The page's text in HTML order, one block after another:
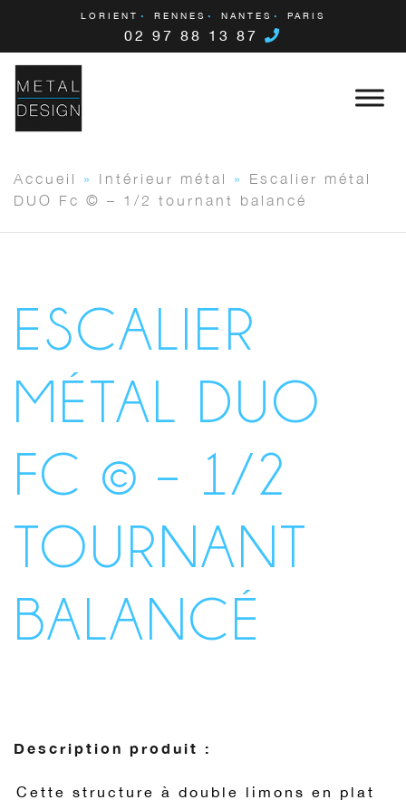
LORIENT RENNES NANTES PARIS
02 97 88 13 87
Accueil » Intérieur métal » Escalier métal
DUO Fc © – 1/2 tournant balancé
ESCALIER
MÉTAL DUO
FC © – 1/2
TOURNANT
BALANCÉ
Description produit :
Cette structure à double limons en plat